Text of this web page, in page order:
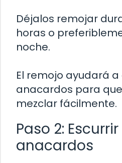
Déjalos remojar
horas o
noche.
El remojo ayudará
anacardos para
mezclar fácilmente.
Paso 2:
anacardos